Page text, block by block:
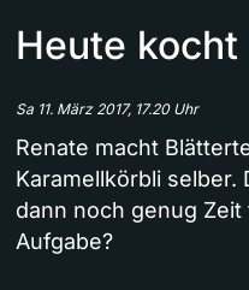
Heute
Sa 11. März 2017, 17.20 Uhr
Renate macht
Karamellkörbli selber.
dann noch genug
Aufgabe?